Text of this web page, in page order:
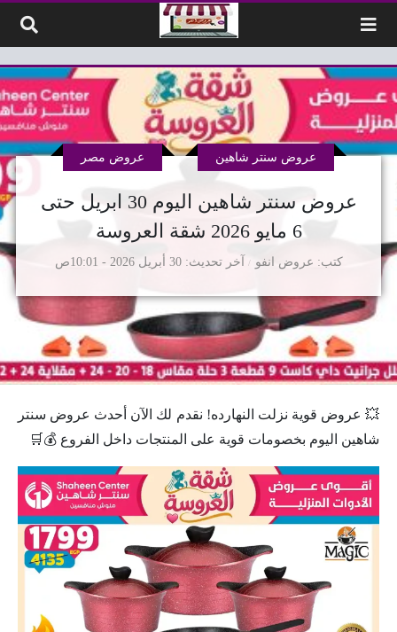
عروض سنتر شاهين اليوم 30 ابريل حتى
6 مايو 2026 شقة العروسة
كتب عروض انفو
عروض سنتر شاهين عروض مصر
آخر تحديث 30 أبريل 2026 - 10:01ص
💥 عروض قوية نزلت النهارده! نقدم لك الآن أحدث عروض سنتر
شاهين اليوم بخصومات قوية على المنتجات داخل الفروع 💰🛒